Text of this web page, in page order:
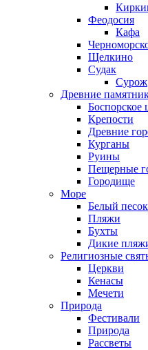
Феодосия
Кафа
Щелкино
Судак
Сурож
Древние
Боспорское
Крепости
Древние
Курганы
Руины
Пещерные
Городище
Море
Белый песок
Пляжи
Бухты
Дикие
Религиозные
Церкви
Кенасы
Мечети
Природа
Фестивали
Природа
Рассветы